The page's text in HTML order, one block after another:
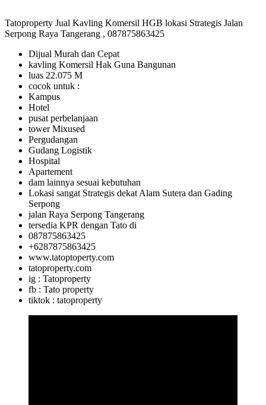
Tatoproperty Jual Kavling Komersil HGB lokasi Strategis Jalan
Serpong Raya Tangerang , 087875863425
Dijual Murah dan Cepat
kavling Komersil Hak Guna Bangunan
luas 22.075 M
cocok untuk :
Kampus
Hotel
pusat perbelanjaan
tower Mixused
Pergudangan
Gudang Logistik
Hospital
Apartement
dam lainnya sesuai kebutuhan
Lokasi sangat Strategis dekat Alam Sutera dan Gading
Serpong
jalan Raya Serpong Tangerang
tersedia KPR dengan Tato di
087875863425
+6287875863425
www.tatoptoperty.com
tatoproperty.com
ig : Tatoproperty
fb : Tato property
tiktok : tatoproperty